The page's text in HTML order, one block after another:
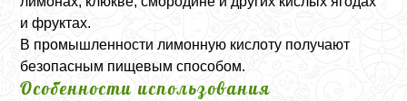
и фруктах.
В промышленности лимонную кислоту получают
безопасным пищевым способом.
Особенности использования